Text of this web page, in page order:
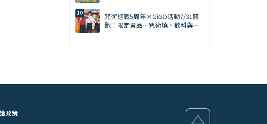
咒術迴戰5周年×GiGO活動7/31開
跑！限定景品、咒術燒、飲料與快
政策